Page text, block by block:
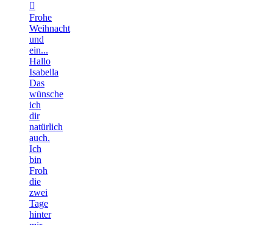
Frohe
Weihnacht
und
ein...
Hallo
Isabella
Das
wünsche
ich
dir
natürlich
auch.
Ich
bin
Froh
die
zwei
Tage
hinter